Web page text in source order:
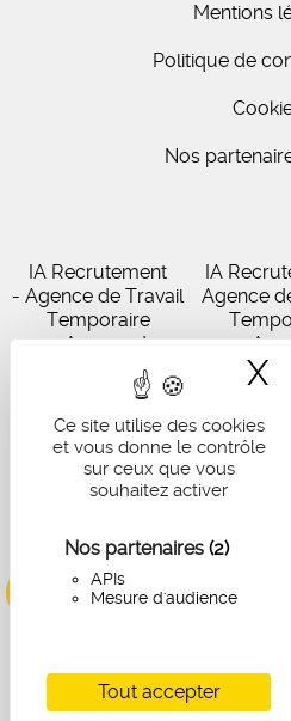
Ce site utilise des cookies
et vous donne le contrôle
sur ceux que vous
souhaitez activer
Nos partenaires (2)
APIs
Mesure d'audience
Tout accepter
X
Mentions
Politique de
Nos
IA Recrutement
- Agence de Travail
Temporaire
27 Avenue de
Virecourt, 33370
Artigues-près-
Bordeaux
05 56 67 48 57
Offres d'emploi -
Recrutement -
IA
Agence
102
05 56
Offres